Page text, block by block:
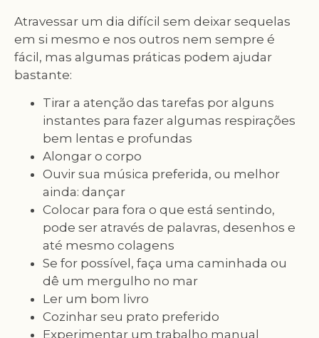
Atravessar um dia difícil sem deixar sequelas
em si mesmo e nos outros nem sempre é
fácil, mas algumas práticas podem ajudar
bastante:
Tirar a atenção das tarefas por alguns
instantes para fazer algumas respirações
bem lentas e profundas
Alongar o corpo
Ouvir sua música preferida, ou melhor
ainda: dançar
Colocar para fora o que está sentindo,
pode ser através de palavras, desenhos e
até mesmo colagens
Se for possível, faça uma caminhada ou
dê um mergulho no mar
Ler um bom livro
Cozinhar seu prato preferido
Experimentar um trabalho manual